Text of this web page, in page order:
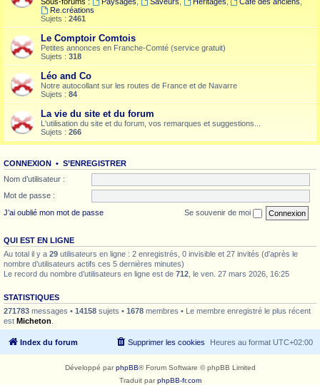
Re.créations
Sujets : 2461
Le Comptoir Comtois
Petites annonces en Franche-Comté (service gratuit)
Sujets : 318
Léo and Co
Notre autocollant sur les routes de France et de Navarre
Sujets : 84
La vie du site et du forum
L'utilisation du site et du forum, vos remarques et suggestions...
Sujets : 266
CONNEXION • S’ENREGISTRER
Nom d’utilisateur :
Mot de passe :
J’ai oublié mon mot de passe
Se souvenir de moi
QUI EST EN LIGNE
Au total il y a 29 utilisateurs en ligne : 2 enregistrés, 0 invisible et 27 invités (d’après le
nombre d’utilisateurs actifs ces 5 dernières minutes)
Le record du nombre d’utilisateurs en ligne est de 712 , le ven. 27 mars 2026, 16:25
STATISTIQUES
271783 messages • 14158 sujets • 1678 membres • Le membre enregistré le plus récent
est Micheton
Index du forum Heures au format UTC+02:00
Supprimer les cookies
Développé parphpBB® Forum Software © phpBB Limited
Traduit parphpBB-fr.com